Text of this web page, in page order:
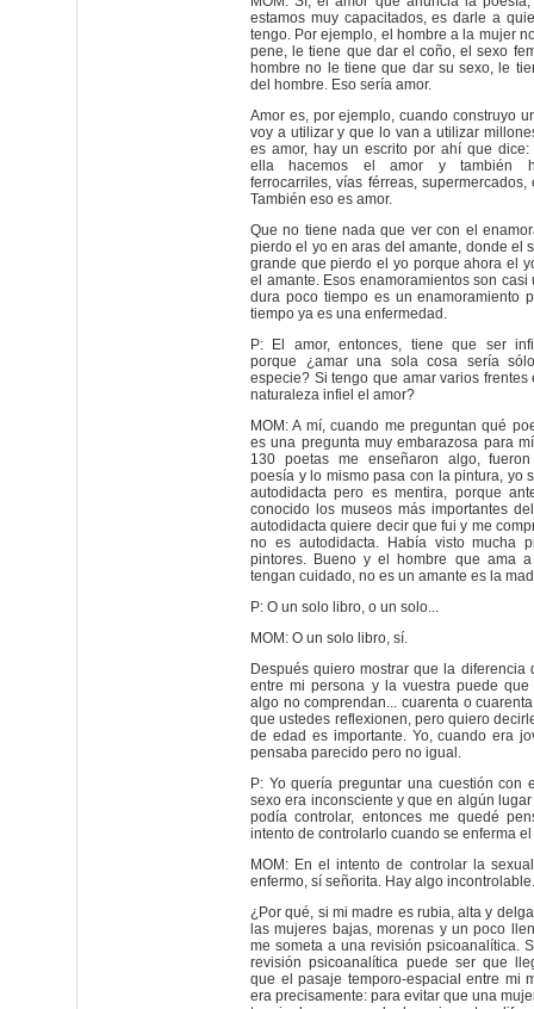
estamos muy capacitados, es darle a
tengo. Por ejemplo, el hombre a la mujer
pene, le tiene que dar el coño, el sexo
hombre no le tiene que dar su sexo, le
del hombre. Eso sería amor.
Amor es, por ejemplo, cuando construyo
voy a utilizar y que lo van a utilizar
es amor, hay un escrito por ahí que dice:
ella hacemos el amor y también
ferrocarriles, vías férreas, supermercados,
También eso es amor.
Que no tiene nada que ver con el
pierdo el yo en aras del amante, donde el
grande que pierdo el yo porque ahora el
el amante. Esos enamoramientos son casi
dura poco tiempo es un enamoramiento
tiempo ya es una enfermedad.
P: El amor, entonces, tiene que ser
porque ¿amar una sola cosa sería
especie? Si tengo que amar varios frentes
naturaleza infiel el amor?
MOM: A mí, cuando me preguntan qué
es una pregunta muy embarazosa para
130 poetas me enseñaron algo,
poesía y lo mismo pasa con la pintura, yo
autodidacta pero es mentira, porque
conocido los museos más importantes
autodidacta quiere decir que fui y me
no es autodidacta. Había visto mucha
pintores. Bueno y el hombre que ama
tengan cuidado, no es un amante es la
P: O un solo libro, o un solo...
MOM: O un solo libro, sí.
Después quiero mostrar que la diferencia
entre mi persona y la vuestra puede
algo no comprendan... cuarenta o
que ustedes reflexionen, pero quiero
de edad es importante. Yo, cuando era
pensaba parecido pero no igual.
P: Yo quería preguntar una cuestión con
sexo era inconsciente y que en algún
podía controlar, entonces me quedé
intento de controlarlo cuando se enferma
MOM: En el intento de controlar la
enfermo, sí señorita. Hay algo incontrolable.
¿Por qué, si mi madre es rubia, alta y
las mujeres bajas, morenas y un poco
me someta a una revisión psicoanalítica.
revisión psicoanalítica puede ser que
que el pasaje temporo-espacial entre mi
era precisamente: para evitar que una